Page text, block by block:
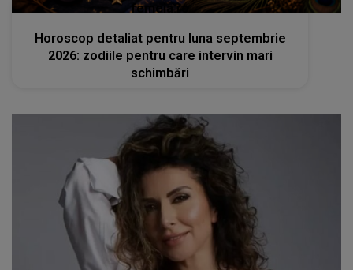
femeia.ro
Horoscop detaliat pentru luna septembrie
2026: zodiile pentru care intervin mari
schimbări